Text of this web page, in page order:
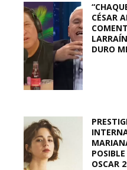
CÉSAR
DURO
OSCAR